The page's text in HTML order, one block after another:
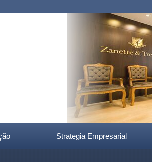
Strategia Empresarial